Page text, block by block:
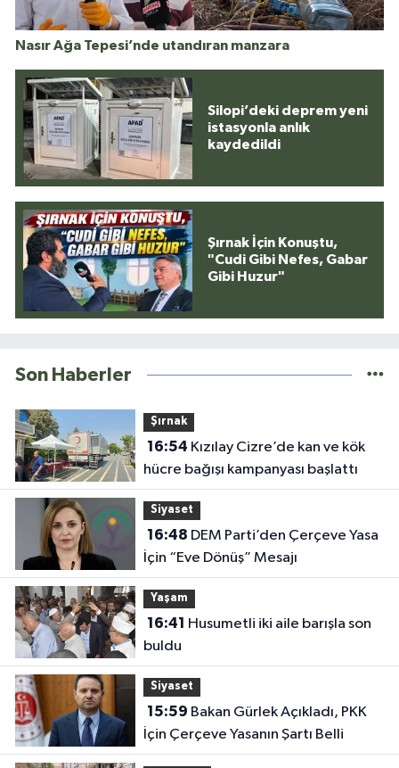
Nasır Ağa Tepesi’nde utandıran manzara
Silopi’deki deprem yeni
istasyonla anlık
kaydedildi
Şırnak İçin Konuştu,
"Cudi Gibi Nefes, Gabar
Gibi Huzur"
Son Haberler
Şırnak
16:54
hücre bağışı kampanyası başlattı
Siyaset
16:48
İçin “Eve Dönüş” Mesajı
Yaşam
16:41
buldu
Siyaset
15:59
İçin Çerçeve Yasanın Şartı Belli